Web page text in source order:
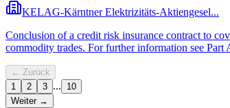
KELAG-Kärntner Elektrizitäts-Aktiengesel...
Conclusion of a credit risk insurance contract to
commodity trades. For further information see Part
← Zurück
1
2 3 ...
10
Weiter →